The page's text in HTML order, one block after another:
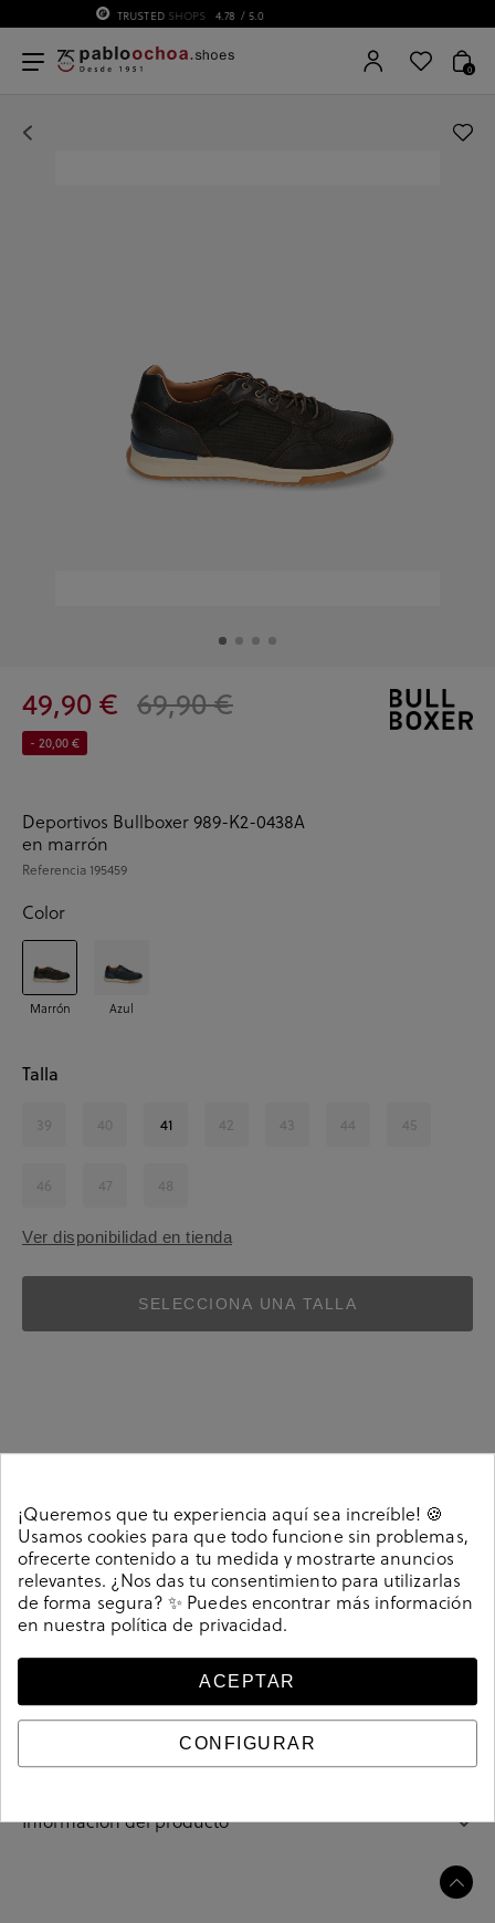
75 ANIVERSARIO | Desde 1951 pabloochoa.shoes
0
49,90 € 69,90 €
- 20,00 €
Deportivos Bullboxer 989-K2-0438A
en marrón
Referencia 195459
Color
Marrón Azul
Talla
39 40 41 42 43 44 45
46 47 48
Ver disponibilidad en tienda
SELECCIONA UNA TALLA
Deportivos Bullboxer 989-K2-0438A en marrón. Cierre
con cordones. La plantilla es extraible. Hecho en
Portugal
Referencia195459
Guía de tallas
Ciudados y limpieza
Información del producto
¡Queremos que tu experiencia aquí sea increíble! 🍪
Usamos cookies para que todo funcione sin problemas,
ofrecerte contenido a tu medida y mostrarte anuncios
relevantes. ¿Nos das tu consentimiento para utilizarlas
de forma segura? ✨ Puedes encontrar más información
en nuestra política de privacidad.
ACEPTAR
CONFIGURAR